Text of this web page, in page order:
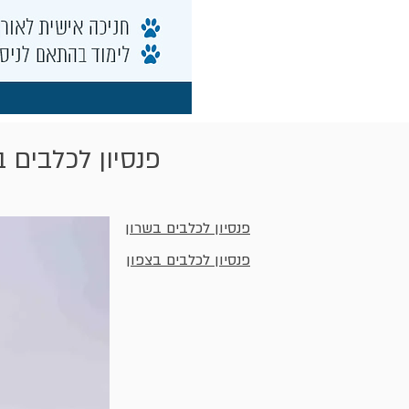
פנסיון לכלבים
פנסיון לכלבים בשרון
פנסיון לכלבים בצפון